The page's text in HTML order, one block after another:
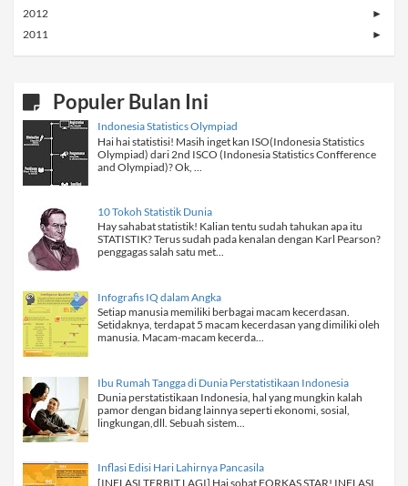
2012 ►
2011 ►
Populer Bulan Ini
Indonesia Statistics Olympiad
Hai hai statistisi! Masih inget kan ISO(Indonesia Statistics
Olympiad) dari 2nd ISCO (Indonesia Statistics Confference
and Olympiad)? Ok, ...
10 Tokoh Statistik Dunia
Hay sahabat statistik! Kalian tentu sudah tahukan apa itu
STATISTIK? Terus sudah pada kenalan dengan Karl Pearson?
penggagas salah satu met...
Infografis IQ dalam Angka
Setiap manusia memiliki berbagai macam kecerdasan.
Setidaknya, terdapat 5 macam kecerdasan yang dimiliki oleh
manusia. Macam-macam kecerda...
Ibu Rumah Tangga di Dunia Perstatistikaan Indonesia
Dunia perstatistikaan Indonesia, hal yang mungkin kalah
pamor dengan bidang lainnya seperti ekonomi, sosial,
lingkungan,dll. Sebuah sistem...
Inflasi Edisi Hari Lahirnya Pancasila
[INFLASI TERBIT LAGI] Hai sobat FORKAS STAR! INFLASI